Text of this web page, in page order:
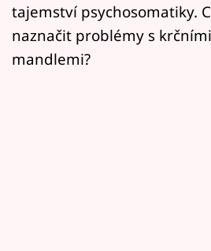
Mámy sobě
Přihlášení
tajemství psychosomatiky.
naznačit problémy s
mandlemi?